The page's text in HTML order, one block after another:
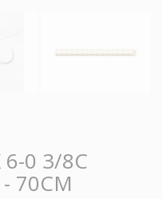
6-0 3/8C
70CM